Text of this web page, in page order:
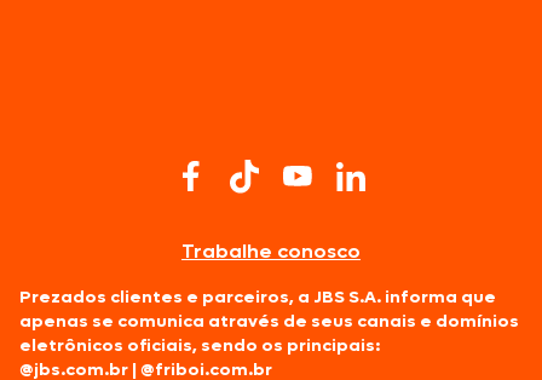
Trabalhe conosco
Prezados clientes e parceiros, a JBS S.A. informa que
apenas se comunica através de seus canais e domínios
eletrônicos oficiais, sendo os principais:
@jbs.com.br |@friboi.com.br